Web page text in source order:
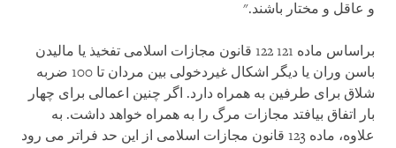
و عاقل و مختار باشند."
براساس ماده 121 122 قانون مجازات اسلامی تفخیذ یا مالیدن
باسن وران یا دیگر اشکال غیردخولی بین مردان تا 100 ضربه
شلاق برای طرفین به همراه دارد. اگر چنین اعمالی برای چهار
بار اتفاق بیافتد مجازات مرگ را به همراه خواهد داشت. به
علاوه، ماده 123 قانون مجازات اسلامی از این حد فراتر می رود